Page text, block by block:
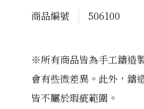
商品編號
506100
※所有商品皆為手工鑄造
會有些微差異。此外，鑄
皆不屬於瑕疵範圍。